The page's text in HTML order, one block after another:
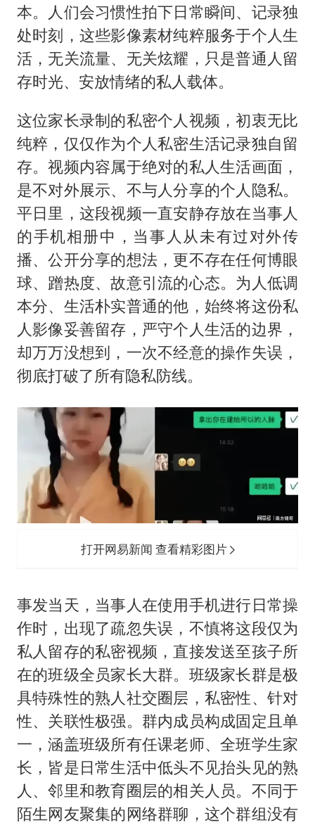
本。人们会习惯性拍下日常瞬间、记录独
处时刻，这些影像素材纯粹服务于个人生
活，无关流量、无关炫耀，只是普通人留
存时光、安放情绪的私人载体。
这位家长录制的私密个人视频，初衷无比
纯粹，仅仅作为个人私密生活记录独自留
存。视频内容属于绝对的私人生活画面，
是不对外展示、不与人分享的个人隐私。
平日里，这段视频一直安静存放在当事人
的手机相册中，当事人从未有过对外传
播、公开分享的想法，更不存在任何博眼
球、蹭热度、故意引流的心态。为人低调
本分、生活朴实普通的他，始终将这份私
人影像妥善留存，严守个人生活的边界，
却万万没想到，一次不经意的操作失误，
彻底打破了所有隐私防线。
打开网易新闻 查看精彩图片
事发当天，当事人在使用手机进行日常操
作时，出现了疏忽失误，不慎将这段仅为
私人留存的私密视频，直接发送至孩子所
在的班级全员家长大群。班级家长群是极
具特殊性的熟人社交圈层，私密性、针对
性、关联性极强。群内成员构成固定且单
一，涵盖班级所有任课老师、全班学生家
长，皆是日常生活中低头不见抬头见的熟
人、邻里和教育圈层的相关人员。不同于
陌生网友聚集的网络群聊，这个群组没有